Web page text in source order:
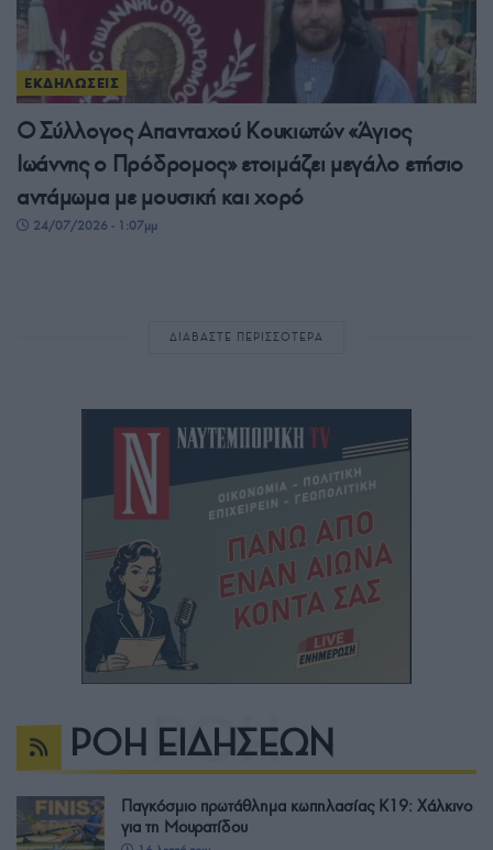
ΕΚΔΗΛΩΣΕΙΣ
Ο Σύλλογος Απανταχού Κουκιωτών «Άγιος
Ιωάννης ο Πρόδρομος» ετοιμάζει μεγάλο ετήσιο
αντάμωμα με μουσική και χορό
24/07/2026 - 1:07μμ
ΔΙΑΒΑΣΤΕ ΠΕΡΙΣΣΟΤΕΡΑ
ΡΟΗ ΕΙΔΗΣΕΩΝ
Παγκόσμιο πρωτάθλημα κωπηλασίας Κ19: Χάλκινο
για τη Μουρατίδου